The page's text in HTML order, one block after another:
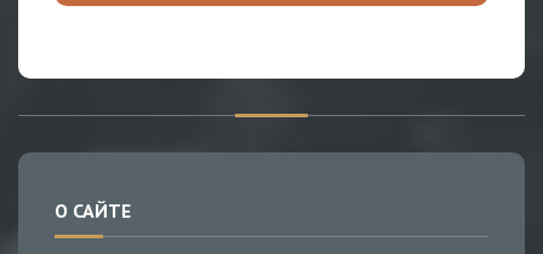
О САЙТЕ